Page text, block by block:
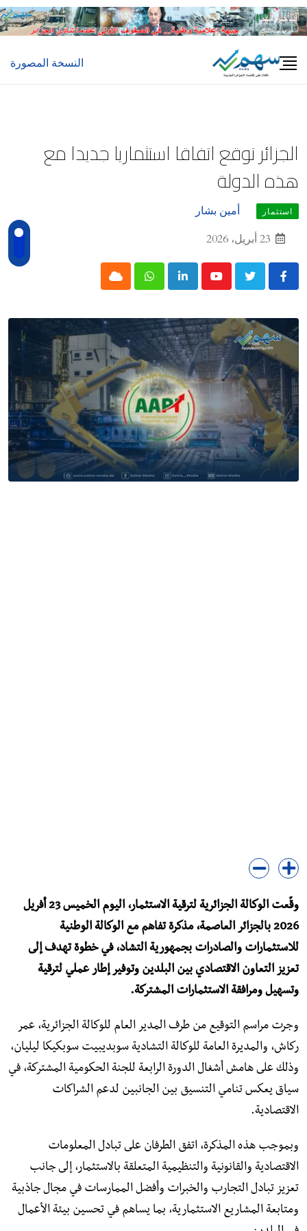
Skip
to
النسخة المصورة
الجزائر توقع اتفاقا استثماريا جديدا مع
هذه الدولة
استثمار
أمين بشار
23 أبريل، 2026
Youtube
LinkedIn
Whatsapp
Cloud
وقّعت الوكالة الجزائرية لترقية الاستثمار، اليوم الخميس 23 أفريل
2026 بالجزائر العاصمة، مذكرة تفاهم مع الوكالة الوطنية
للاستثمارات والصادرات بجمهورية التشاد، في خطوة تهدف إلى
تعزيز التعاون الاقتصادي بين البلدين وتوفير إطار عملي لترقية
وتسهيل ومرافقة الاستثمارات المشتركة.
وجرت مراسم التوقيع من طرف المدير العام للوكالة الجزائرية، عمر
ركاش، والمديرة العامة للوكالة التشادية سوبديبيت سوبكيكا ليليان،
وذلك على هامش أشغال الدورة الرابعة للجنة الحكومية المشتركة، في
سياق يعكس تنامي التنسيق بين الجانبين لدعم الشراكات
الاقتصادية.
وبموجب هذه المذكرة، اتفق الطرفان على تبادل المعلومات
الاقتصادية والقانونية والتنظيمية المتعلقة بالاستثمار، إلى جانب
تعزيز تبادل التجارب والخبرات وأفضل الممارسات في مجال جاذبية
ومتابعة المشاريع الاستثمارية، بما يساهم في تحسين بيئة الأعمال